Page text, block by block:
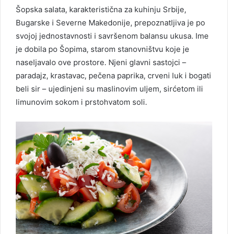
Šopska salata, karakteristična za kuhinju Srbije,
Bugarske i Severne Makedonije, prepoznatljiva je po
svojoj jednostavnosti i savršenom balansu ukusa. Ime
je dobila po Šopima, starom stanovništvu koje je
naseljavalo ove prostore. Njeni glavni sastojci –
paradajz, krastavac, pečena paprika, crveni luk i bogati
beli sir – ujedinjeni su maslinovim uljem, sirćetom ili
limunovim sokom i prstohvatom soli.